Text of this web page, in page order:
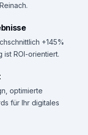
+145%
ist ROI-orientiert.
optimierte
für Ihr digitales